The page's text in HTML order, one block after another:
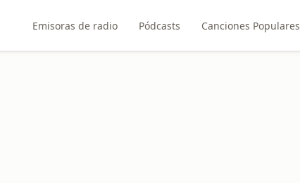
Emisoras de radio Pódcasts Canciones Populares